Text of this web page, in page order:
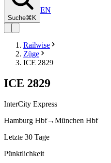
Suche⌘K
EN
Railwise
Züge
ICE 2829
ICE 2829
InterCity Express
Hamburg Hbf→München Hbf
Letzte 30 Tage
Pünktlichkeit